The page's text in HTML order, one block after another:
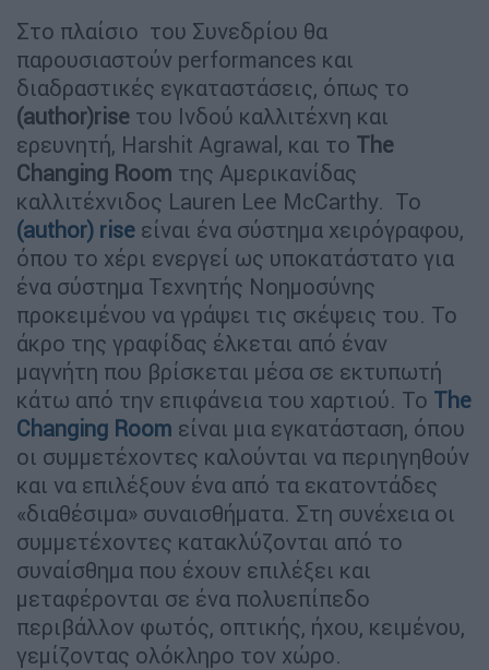
Στο πλαίσιο του Συνεδρίου θα
παρουσιαστούν performances και
διαδραστικές εγκαταστάσεις, όπως το
(author)rise του Ινδού καλλιτέχνη και
ερευνητή, Ηarshit Agrawal, και το The
Changing Room της Αμερικανίδας
καλλιτέχνιδος Lauren Lee McCarthy. Το
(author) rise είναι ένα σύστημα χειρόγραφου,
όπου το χέρι ενεργεί ως υποκατάστατο για
ένα σύστημα Τεχνητής Νοημοσύνης
προκειμένου να γράψει τις σκέψεις του. Το
άκρο της γραφίδας έλκεται από έναν
μαγνήτη που βρίσκεται μέσα σε εκτυπωτή
κάτω από την επιφάνεια του χαρτιού. Το The
Changing Room είναι μια εγκατάσταση, όπου
οι συμμετέχοντες καλούνται να περιηγηθούν
και να επιλέξουν ένα από τα εκατοντάδες
«διαθέσιμα» συναισθήματα. Στη συνέχεια οι
συμμετέχοντες κατακλύζονται από το
συναίσθημα που έχουν επιλέξει και
μεταφέρονται σε ένα πολυεπίπεδο
περιβάλλον φωτός, οπτικής, ήχου, κειμένου,
γεμίζοντας ολόκληρο τον χώρο.